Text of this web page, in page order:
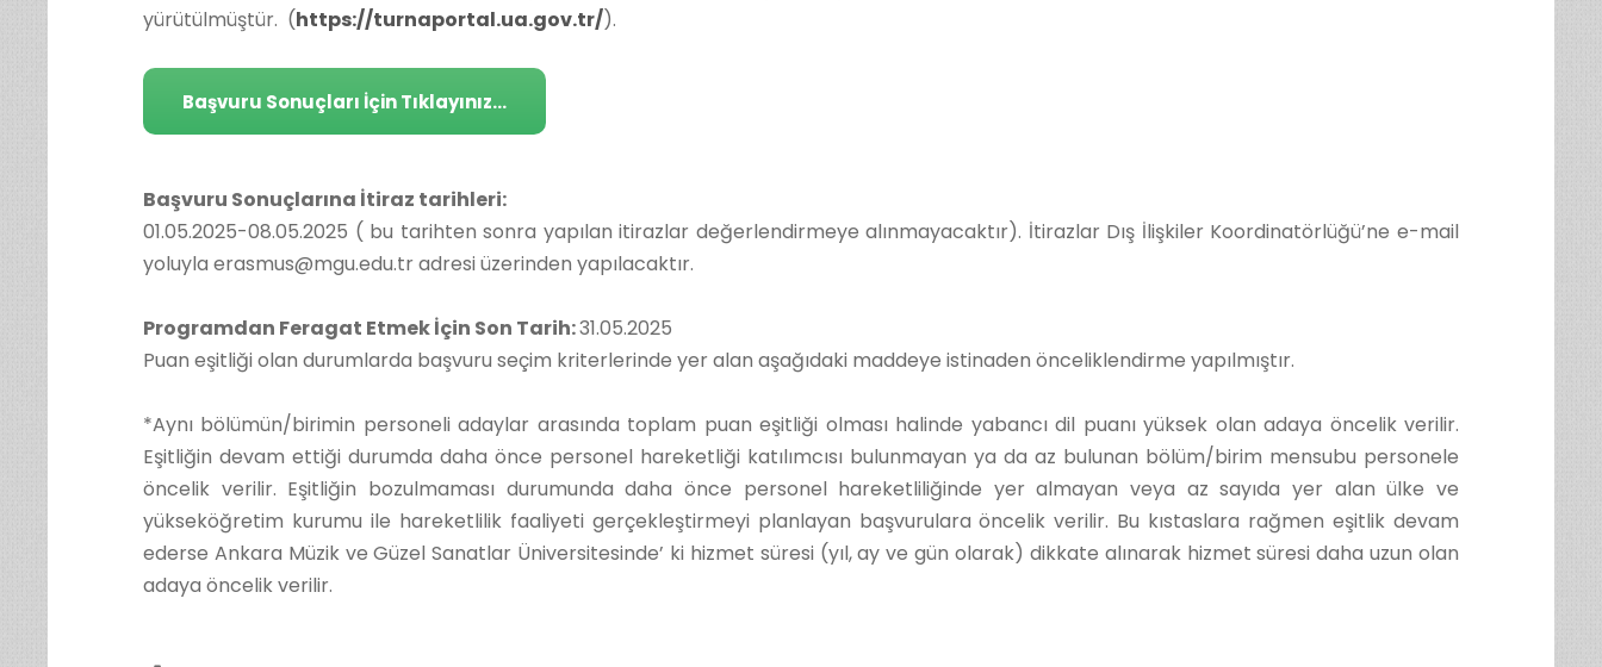
yürütülmüştür. (https://turnaportal.ua.gov.tr/).
Başvuru Sonuçları İçin Tıklayınız...
Başvuru Sonuçlarına İtiraz tarihleri:
01.05.2025-08.05.2025 ( bu tarihten sonra yapılan itirazlar değerlendirmeye alınmayacaktır). İtirazlar Dış İlişkiler Koordinatörlüğü’ne e-mail
yoluyla erasmus@mgu.edu.tr adresi üzerinden yapılacaktır.
Programdan Feragat Etmek İçin Son Tarih:31.05.2025
Puan eşitliği olan durumlarda başvuru seçim kriterlerinde yer alan aşağıdaki maddeye istinaden önceliklendirme yapılmıştır.
*Aynı bölümün/birimin personeli adaylar arasında toplam puan eşitliği olması halinde yabancı dil puanı yüksek olan adaya öncelik verilir.
Eşitliğin devam ettiği durumda daha önce personel hareketliği katılımcısı bulunmayan ya da az bulunan bölüm/birim mensubu personele
öncelik verilir. Eşitliğin bozulmaması durumunda daha önce personel hareketliliğinde yer almayan veya az sayıda yer alan ülke ve
yükseköğretim kurumu ile hareketlilik faaliyeti gerçekleştirmeyi planlayan başvurulara öncelik verilir. Bu kıstaslara rağmen eşitlik devam
ederse Ankara Müzik ve Güzel Sanatlar Üniversitesinde’ ki hizmet süresi (yıl, ay ve gün olarak) dikkate alınarak hizmet süresi daha uzun olan
adaya öncelik verilir.